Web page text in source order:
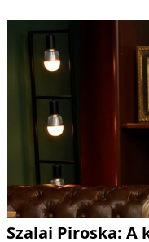
Szalai Piroska: